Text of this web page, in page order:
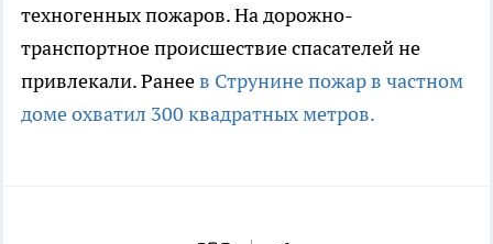
техногенных пожаров. На дорожно-
транспортное происшествие спасателей не
привлекали. Ранеев Струнине пожар в частном
доме охватил 300 квадратных метров.